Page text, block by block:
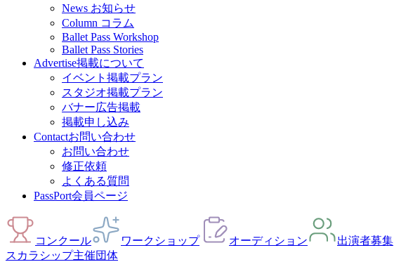
News お知らせ
Column コラム
Ballet Pass Workshop
Ballet Pass Stories
Advertise掲載について
イベント掲載プラン
スタジオ掲載プラン
バナー広告掲載
掲載申し込み
Contactお問い合わせ
お問い合わせ
修正依頼
よくある質問
PassPort会員ページ
コンクール ワークショップ オーディション 出演者募集
スカラシップ主催団体